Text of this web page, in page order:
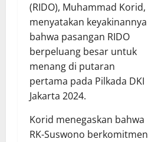
(RIDO), Muhammad Korid,
menyatakan keyakinannya
bahwa pasangan RIDO
berpeluang besar untuk
menang di putaran
pertama pada Pilkada DKI
Jakarta 2024.
Korid menegaskan bahwa
RK-Suswono berkomitmen